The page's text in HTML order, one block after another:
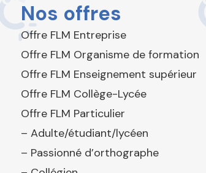
Nos offres
Offre FLM Entreprise
Offre FLM Organisme de formation
Offre FLM Enseignement supérieur
Offre FLM Collège-Lycée
Offre FLM Particulier
– Adulte/étudiant/lycéen
– Passionné d’orthographe